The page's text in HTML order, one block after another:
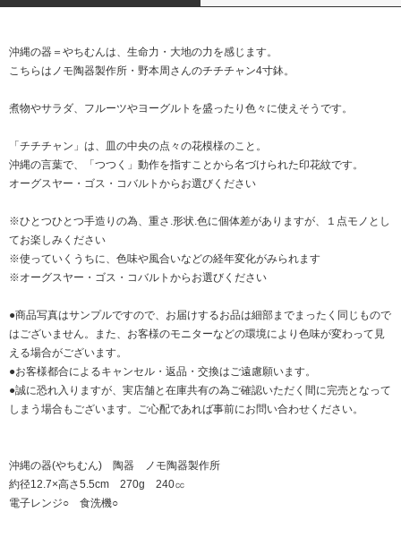
沖縄の器＝やちむんは、生命力・大地の力を感じます。
こちらはノモ陶器製作所・野本周さんのチチチャン4寸鉢。
煮物やサラダ、フルーツやヨーグルトを盛ったり色々に使えそうです。
「チチチャン」は、皿の中央の点々の花模様のこと。
沖縄の言葉で、「つつく」動作を指すことから名づけられた印花紋です。
オーグスヤー・ゴス・コバルトからお選びください
※ひとつひとつ手造りの為、重さ.形状.色に個体差がありますが、１点モノとし
てお楽しみください
※使っていくうちに、色味や風合いなどの経年変化がみられます
※オーグスヤー・ゴス・コバルトからお選びください
●商品写真はサンプルですので、お届けするお品は細部までまったく同じもので
はございません。また、お客様のモニターなどの環境により色味が変わって見
える場合がございます。
●お客様都合によるキャンセル・返品・交換はご遠慮願います。
●誠に恐れ入りますが、実店舗と在庫共有の為ご確認いただく間に完売となって
しまう場合もございます。ご心配であれば事前にお問い合わせください。
沖縄の器(やちむん) 陶器 ノモ陶器製作所
約径12.7×高さ5.5cm 270g 240㏄
電子レンジ○ 食洗機○